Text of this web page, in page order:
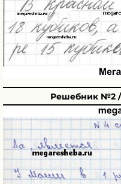
Решебник №2 /